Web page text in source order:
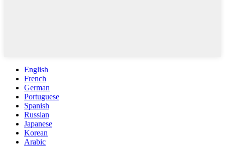
English
French
German
Portuguese
Spanish
Russian
Japanese
Korean
Arabic